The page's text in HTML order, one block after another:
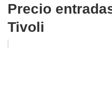
Precio
Tivoli